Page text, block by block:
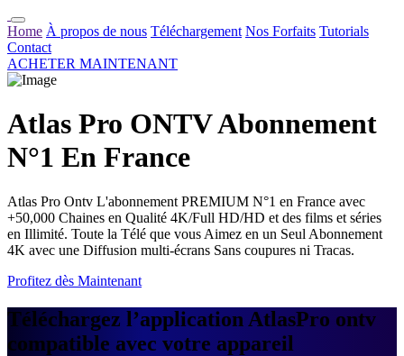
Home À propos de nous Téléchargement Nos Forfaits Tutorials
Contact
ACHETER MAINTENANT
Atlas Pro ONTV Abonnement
N°1 En France
Atlas Pro Ontv L'abonnement PREMIUM N°1 en France avec
+50,000 Chaines en Qualité 4K/Full HD/HD et des films et séries
en Illimité. Toute la Télé que vous Aimez en un Seul Abonnement
4K avec une Diffusion multi-écrans Sans coupures ni Tracas.
Profitez dès Maintenant
Téléchargez l’application AtlasPro ontv
compatible avec votre appareil